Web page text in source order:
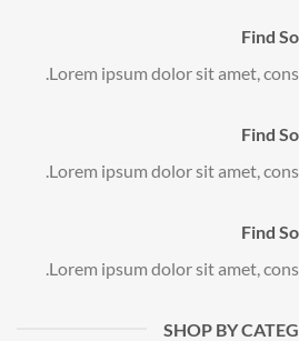
Find
Lorem ipsum dolor sit amet,
Find
Lorem ipsum dolor sit amet,
Find
Lorem ipsum dolor sit amet,
SHOP BY